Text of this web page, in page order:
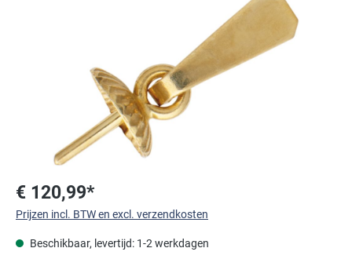
€ 120,99*
Prijzen incl. BTW en excl. verzendkosten
Beschikbaar, levertijd: 1-2 werkdagen